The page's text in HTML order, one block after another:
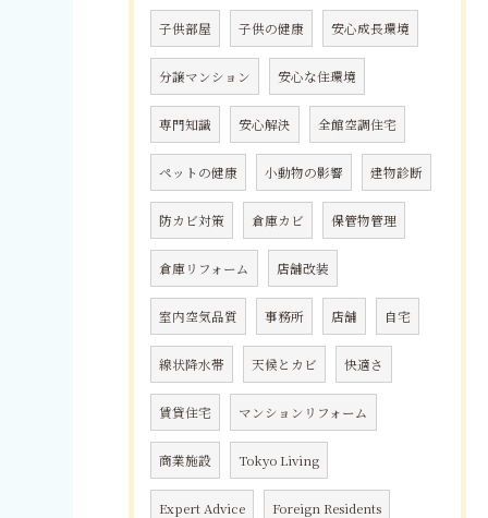
子供部屋 子供の健康 安心成長環境
分譲マンション 安心な住環境
専門知識 安心解決 全館空調住宅
ペットの健康 小動物の影響 建物診断
防カビ対策 倉庫カビ 保管物管理
倉庫リフォーム 店舗改装
室内空気品質 事務所 店舗 自宅
線状降水帯 天候とカビ 快適さ
賃貸住宅 マンションリフォーム
商業施設 Tokyo Living
Expert Advice Foreign Residents